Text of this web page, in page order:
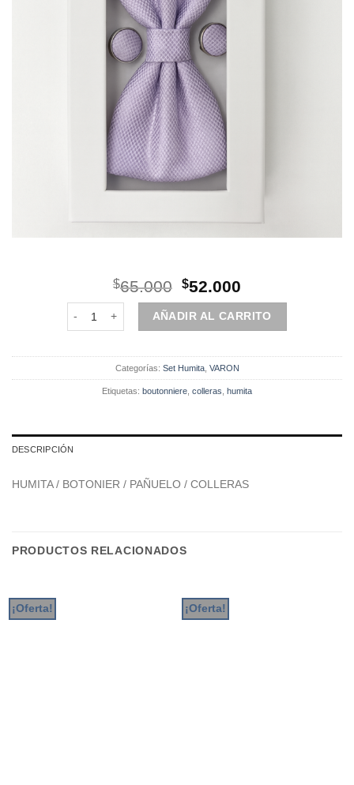
$65.000 El
precio
original
era:
$65.000.
$52.000
precio
actual
es:
$52.000.
Set | Humita | 4 Piezas | Lila cantidad
AÑADIR AL CARRITO
Categorías: Set Humita, VARON
Etiquetas: boutonniere colleras humita
DESCRIPCIÓN
HUMITA / BOTONIER / PAÑUELO / COLLERAS
PRODUCTOS RELACIONADOS
¡Oferta! ¡Oferta!